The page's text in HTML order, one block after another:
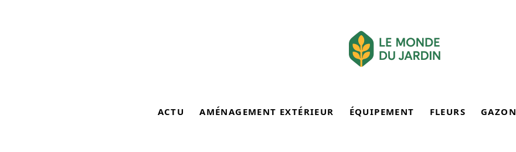
ACTU AMÉNAGEMENT EXTÉRIEUR ÉQUIPEMENT FLEURS GAZON